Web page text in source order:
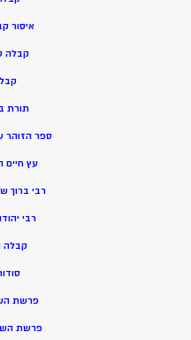
איסור
קבלה
תורת
ספר הזוהר
עץ חיים
רבי ברוך
רבי
קבלה
פרשת
פרשת